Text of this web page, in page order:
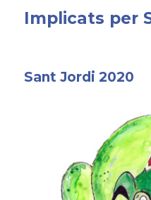
Implicats per
Sant Jordi 2020